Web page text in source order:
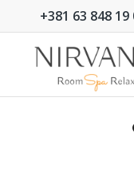
+381 63 848 19